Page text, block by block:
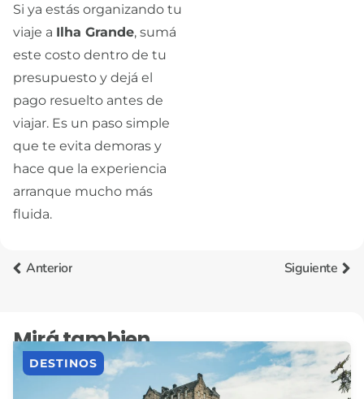
Si ya estás organizando tu
viaje a Ilha Grande, sumá
este costo dentro de tu
presupuesto y dejá el
pago resuelto antes de
viajar. Es un paso simple
que te evita demoras y
hace que la experiencia
arranque mucho más
fluida.
Anterior Siguiente
Mirá tambien
DESTINOS